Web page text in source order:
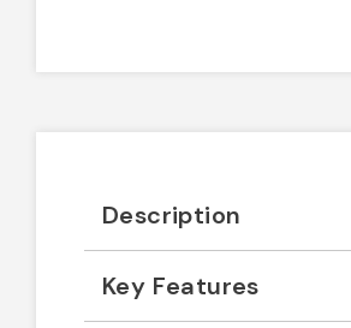
Description
Key Features